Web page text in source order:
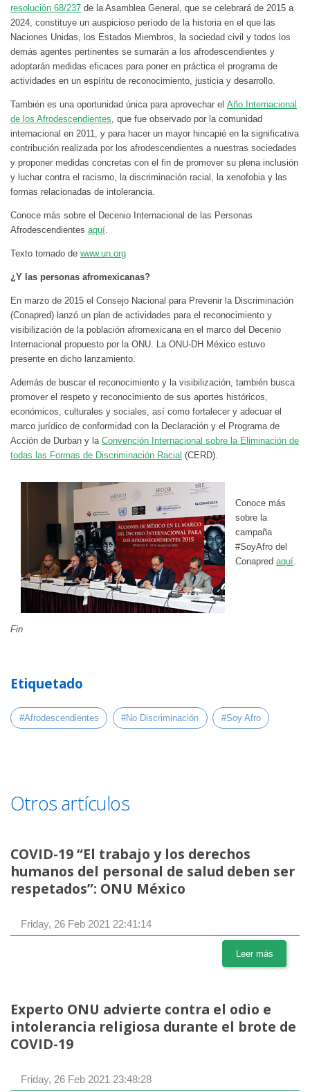
resolución 68/237 de la Asamblea General, que se celebrará de 2015 a
2024, constituye un auspicioso período de la historia en el que las
Naciones Unidas, los Estados Miembros, la sociedad civil y todos los
demás agentes pertinentes se sumarán a los afrodescendientes y
adoptarán medidas eficaces para poner en práctica el programa de
actividades en un espíritu de reconocimiento, justicia y desarrollo.
También es una oportunidad única para aprovechar el Año Internacional
de los Afrodescendientes , que fue observado por la comunidad
internacional en 2011, y para hacer un mayor hincapié en la significativa
contribución realizada por los afrodescendientes a nuestras sociedades
y proponer medidas concretas con el fin de promover su plena inclusión
y luchar contra el racismo, la discriminación racial, la xenofobia y las
formas relacionadas de intolerancia.
Conoce más sobre el Decenio Internacional de las Personas
Afrodescendientes aquí
Texto tomado de www.un.org
¿Y las personas afromexicanas?
En marzo de 2015 el Consejo Nacional para Prevenir la Discriminación
(Conapred) lanzó un plan de actividades para el reconocimiento y
visibilización de la población afromexicana en el marco del Decenio
Internacional propuesto por la ONU. La ONU-DH México estuvo
presente en dicho lanzamiento.
Además de buscar el reconocimiento y la visibilización, también busca
promover el respeto y reconocimiento de sus aportes históricos,
económicos, culturales y sociales, así como fortalecer y adecuar el
marco jurídico de conformidad con la Declaración y el Programa de
Acción de Durban y la Convención Internacional sobre la Eliminación de
todas las Formas de Discriminación Racial (CERD).
Conoce más
sobre la
campaña
#SoyAfro del
Conapred aquí
Fin
Etiquetado
#Afrodescendientes #No Discriminación #Soy Afro
Otros artículos
COVID-19 “El trabajo y los derechos
humanos del personal de salud deben ser
respetados”: ONU México
Friday, 26 Feb 2021 22:41:14
Leer más
Experto ONU advierte contra el odio e
intolerancia religiosa durante el brote de
COVID-19
Friday, 26 Feb 2021 23:48:28